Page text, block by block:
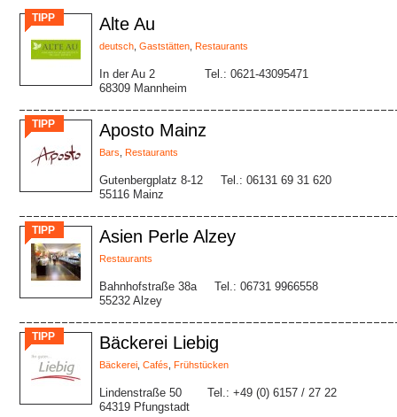
TIPP Alte Au
deutsch Gaststätten Restaurants
In der Au 2
68309 Mannheim
Tel.: 0621-43095471
TIPP Aposto Mainz
Bars Restaurants
Gutenbergplatz 8-12
55116 Mainz
Tel.: 06131 69 31 620
TIPP Asien Perle Alzey
Restaurants
Bahnhofstraße 38a
55232 Alzey
Tel.: 06731 9966558
TIPP Bäckerei Liebig
Bäckerei Cafés Frühstücken
Lindenstraße 50
64319 Pfungstadt
Tel.: +49 (0) 6157 / 27 22